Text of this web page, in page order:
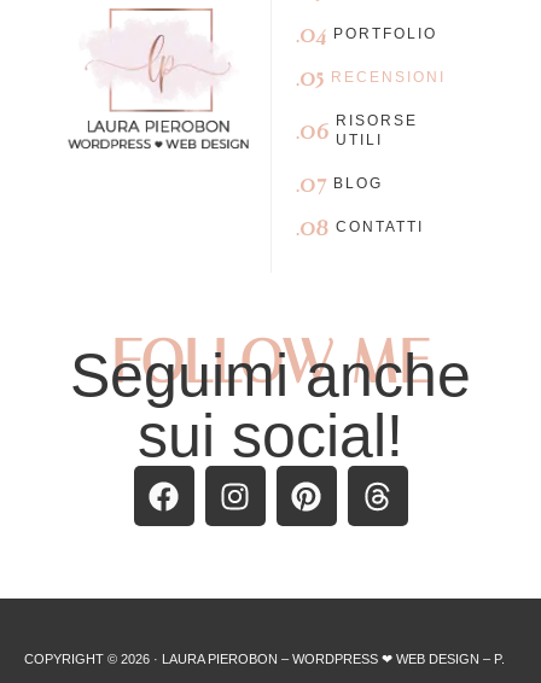
.04 PORTFOLIO
.05 RECENSIONI
.06 RISORSE
UTILI
.07 BLOG
.08 CONTATTI
FOLLOW ME
Seguimi anche
sui social!
COPYRIGHT © 2026 · LAURA PIEROBON – WORDPRESS ❤︎ WEB DESIGN – P.